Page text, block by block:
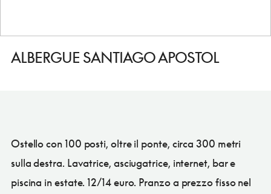
ALBERGUE SANTIAGO APOSTOL
Ostello con 100 posti, oltre il ponte, circa 300 metri
sulla destra. Lavatrice, asciugatrice, internet, bar e
piscina in estate. 12/14 euro. Pranzo a prezzo fisso nel